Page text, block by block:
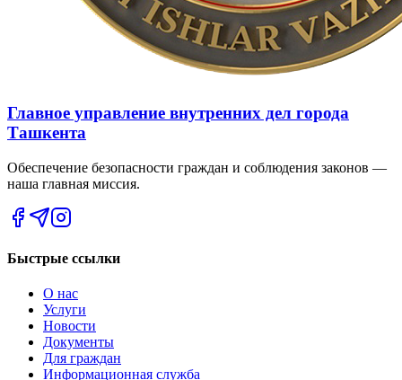
Главное управление внутренних дел города
Ташкента
Обеспечение безопасности граждан и соблюдения законов —
наша главная миссия.
Быстрые ссылки
О нас
Услуги
Новости
Документы
Для граждан
Информационная служба